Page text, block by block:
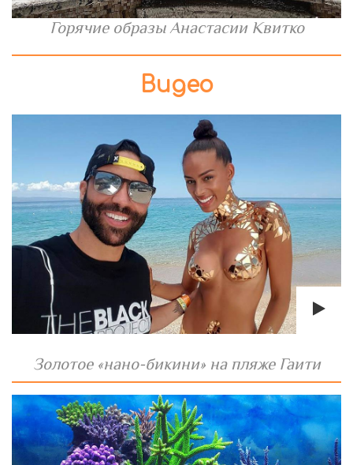
Горячие образы Анастасии Квитко
Видео
Золотое «нано-бикини» на пляже Гаити